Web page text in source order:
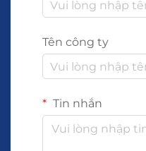
Tên công ty
Tin nhắn